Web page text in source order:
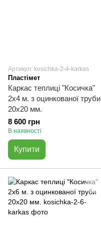
Артикул: kosichka-2-4-karkas
Пластімет
Каркас теплиці "Косичка"
2х4 м. з оцинкованої труби
20х20 мм.
8 600 грн
В наявності
Купити